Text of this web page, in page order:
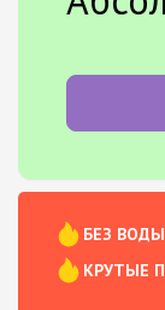
БЕЗ ВОДЫ
КРУТЫЕ